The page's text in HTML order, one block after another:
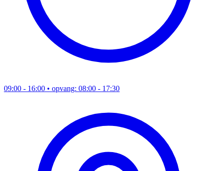
09:00 - 16:00 • opvang: 08:00 - 17:30